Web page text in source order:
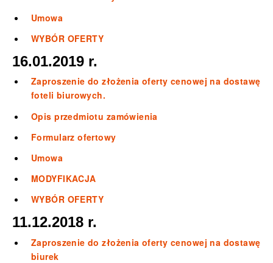
Umowa
WYBÓR OFERTY
16.01.2019 r.
Zaproszenie do złożenia oferty cenowej na dostawę
foteli biurowych.
Opis przedmiotu zamówienia
Formularz ofertowy
Umowa
MODYFIKACJA
WYBÓR OFERTY
11.12.2018 r.
Zaproszenie do złożenia oferty cenowej na dostawę
biurek